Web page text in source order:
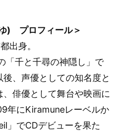
) プロフィール＞
出身。
「千と千尋の神隠し」で
、声優としての知名度と
、俳優として舞台や映画に
年にKiramuneレーベルか
」でCDデビューを果た